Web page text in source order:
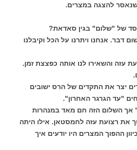
להצגה במצרים.
של "שלום" בגין סאדאת?
דבר. אנחנו ויתרנו על הכל וקיבלנו
עזה והשאירו לנו אותה כפצצת זמן.
יצר את התקדים של הרס ישובים
"עד הגרגר האחרון".
אך השלום הזה חם מאד במנהרות
את רצועת עזה לחמסטאן. אילו היתה
ההפוך המצרים היו יודעים איך